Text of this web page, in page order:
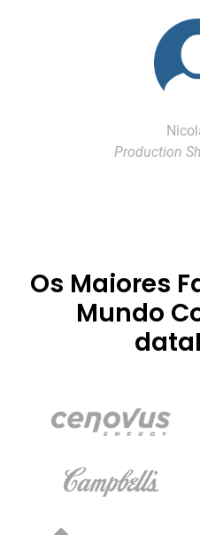
Production
Os Maiores
Mundo